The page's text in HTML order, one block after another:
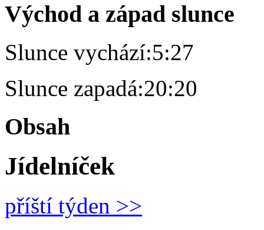
Východ a západ slunce
Slunce vychází:5:27
Slunce zapadá:20:20
Obsah
Jídelníček
příští týden >>